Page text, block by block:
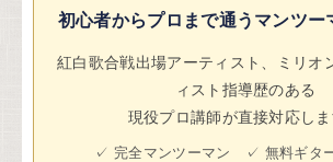
初心者からプロまで通うマンツー
紅白歌合戦出場アーティスト、ミリオ
ィスト指導歴のある
現役プロ講師が直接対応しま
✓ 完全マンツーマン ✓ 無料ギタ